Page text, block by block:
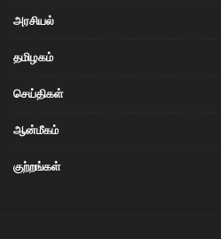
அரசியல்
தமிழகம்
செய்திகள்
ஆன்மீகம்
குற்றங்கள்